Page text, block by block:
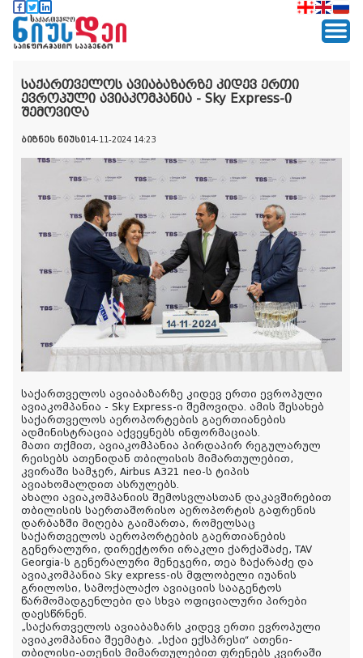
საქართველოს ავიაბაზარზე კიდევ ერთი
ევროპული ავიაკომპანია - Sky Express-ი
შემოვიდა
ბიზნეს ნიუსი14-11-2024 14:23
საქართველოს ავიაბაზარზე კიდევ ერთი ევროპული
ავიაკომპანია - Sky Express-ი შემოვიდა. ამის შესახებ
საქართველოს აეროპორტების გაერთიანების
ადმინისტრაცია აქვეყნებს ინფორმაციას.
მათი თქმით, ავიაკომპანია პირდაპირ რეგულარულ
რეისებს ათენიდან თბილისის მიმართულებით,
კვირაში სამჯერ, Airbus A321 neo-ს ტიპის
ავიახომალდით ასრულებს.
ახალი ავიაკომპანიის შემოსვლასთან დაკავშირებით
თბილისის საერთაშორისო აეროპორტის გაფრენის
დარბაზში მიღება გაიმართა, რომელსაც
საქართველოს აეროპორტების გაერთიანების
გენერალური, დირექტორი ირაკლი ქარქაშაძე, TAV
Georgia-ს გენერალური მენეჯერი, თეა ზაქარაძე და
ავიაკომპანია Sky express-ის მფლობელი იუანის
გრილოსი, სამოქალაქო ავიაციის სააგენტოს
წარმომადგენლები და სხვა ოფიციალური პირები
დაესწრნენ.
„საქართველოს ავიაბაზარს კიდევ ერთი ევროპული
ავიაკომპანია შეემატა. „სქაი ექსპრესი“ ათენი-
თბილისი-ათენის მიმართულებით ფრენებს კვირაში